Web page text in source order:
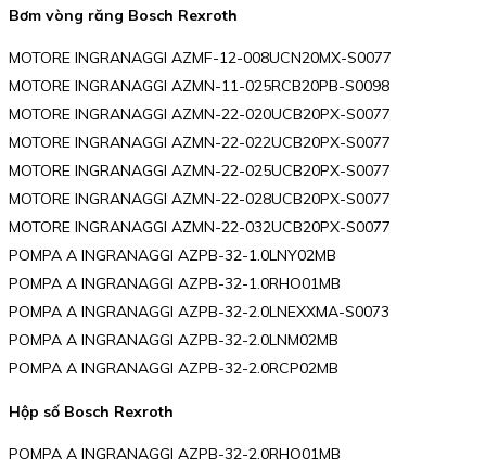
Bơm vòng răng Bosch Rexroth
MOTORE INGRANAGGI AZMF-12-008UCN20MX-S0077
MOTORE INGRANAGGI AZMN-11-025RCB20PB-S0098
MOTORE INGRANAGGI AZMN-22-020UCB20PX-S0077
MOTORE INGRANAGGI AZMN-22-022UCB20PX-S0077
MOTORE INGRANAGGI AZMN-22-025UCB20PX-S0077
MOTORE INGRANAGGI AZMN-22-028UCB20PX-S0077
MOTORE INGRANAGGI AZMN-22-032UCB20PX-S0077
POMPA A INGRANAGGI AZPB-32-1.0LNY02MB
POMPA A INGRANAGGI AZPB-32-1.0RHO01MB
POMPA A INGRANAGGI AZPB-32-2.0LNEXXMA-S0073
POMPA A INGRANAGGI AZPB-32-2.0LNM02MB
POMPA A INGRANAGGI AZPB-32-2.0RCP02MB
Hộp số Bosch Rexroth
POMPA A INGRANAGGI AZPB-32-2.0RHO01MB